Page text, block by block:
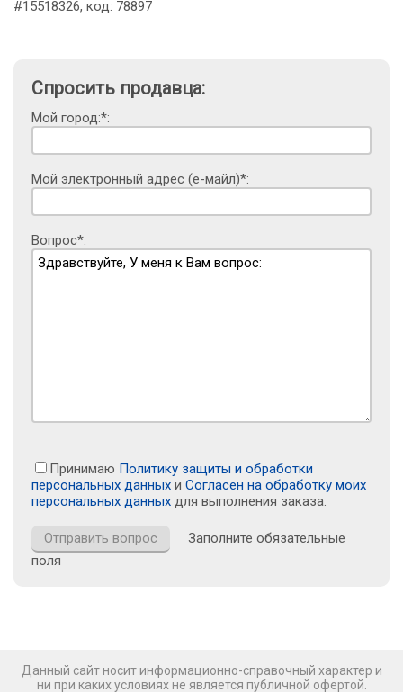
#15518326, код: 78897
Спросить продавца:
Мой город:*:
Мой электронный адрес (е-майл)*:
Вопрос*:
Принимаю Политику защиты и обработки
персональных данных и Согласен на обработку моих
персональных данных для выполнения заказа.
Заполните обязательные
поля
Данный сайт носит информационно-справочный характер и
ни при каких условиях не является публичной офертой.